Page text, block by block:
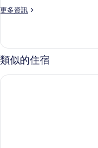
的
有
相
片
更多資訊
更
雙
人
房
詳
類似的住宿
斯卡佩德飯店